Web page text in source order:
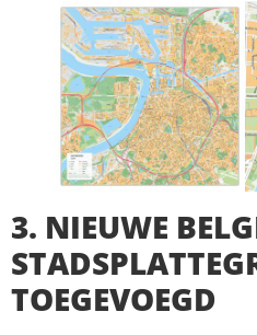
3. NIEUWE
TOEGEVOEGD